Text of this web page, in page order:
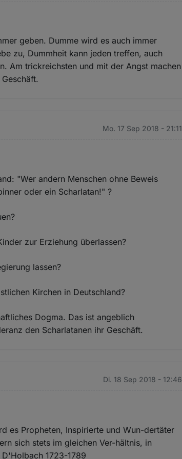
geben. Dumme wird es auch immer
zu, Dummheit kann jeden treffen, auch
Am trickreichsten und mit der Angst machen
Mo. 17 Sep 2018 - 21:11
"Wer andern Menschen ohne Beweis
oder ein Scharlatan!" ?
zur Erziehung überlassen?
lassen?
Kirchen in Deutschland?
Dogma. Das ist angeblich
den Scharlatanen ihr Geschäft.
Di. 18 Sep 2018 - 12:46
es Propheten, Inspirierte und Wun-dertäter
sich stets im gleichen Ver-hältnis, in
1723-1789